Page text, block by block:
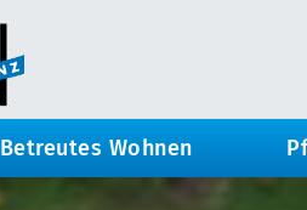
Betreutes Wohnen